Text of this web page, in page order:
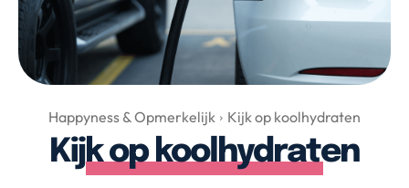
Huis & Tuin
Nieuws & Media
Over Valerie
Over Valerie
De Top 5
Happyness & Opmerkelijk Kijk op koolhydraten
Kijk op koolhydraten